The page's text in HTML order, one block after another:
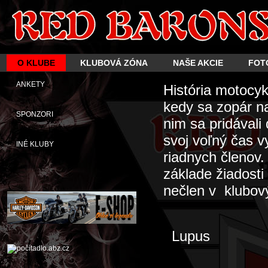
O KLUBE KLUBOVÁ ZÓNA NAŠE AKCIE
História
kedy sa zopár
nim sa
svoj voľný čas
riadnych
základe
nečlen v
Lupus
ANKETY
SPONZORI
INÉ KLUBY